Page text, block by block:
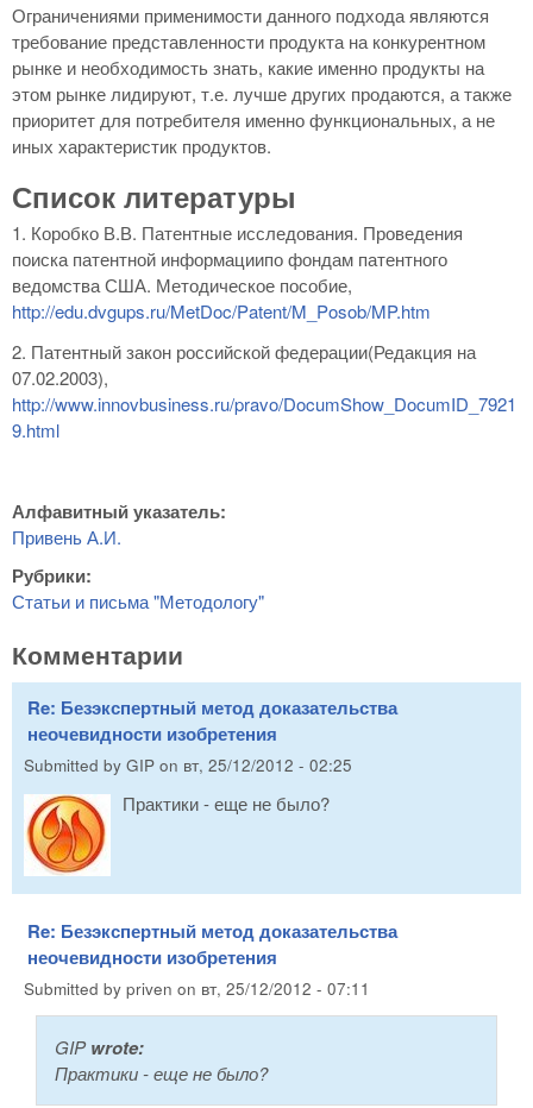
Ограничениями применимости данного подхода являются
требование представленности продукта на конкурентном
рынке и необходимость знать, какие именно продукты на
этом рынке лидируют, т.е. лучше других продаются, а также
приоритет для потребителя именно функциональных, а не
иных характеристик продуктов.
Список литературы
1. Коробко В.В. Патентные исследования. Проведения
поиска патентной информациипо фондам патентного
ведомства США. Методическое пособие,
http://edu.dvgups.ru/MetDoc/Patent/M_Posob/MP.htm
2. Патентный закон российской федерации(Редакция на
07.02.2003),
http://www.innovbusiness.ru/pravo/DocumShow_DocumID_7921
9.html
Алфавитный указатель:
Привень А.И.
Рубрики:
Статьи и письма "Методологу"
Комментарии
Re: Безэкспертный метод доказательства
неочевидности изобретения
Submitted by GIP on вт, 25/12/2012 - 02:25
Практики - еще не было?
Re: Безэкспертный метод доказательства
неочевидности изобретения
Submitted by priven on вт, 25/12/2012 - 07:11
GIPwrote:
Практики - еще не было?